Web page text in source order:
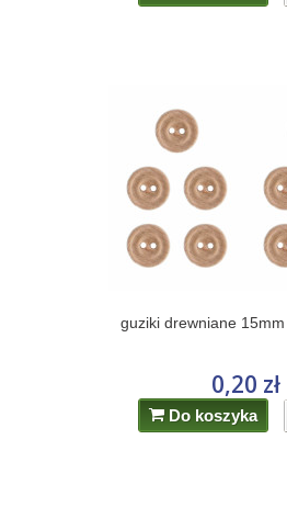
guziki drewniane
0,20 zł
Do koszyka